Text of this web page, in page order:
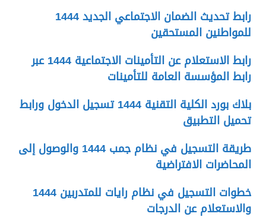
رابط تحديث الضمان الاجتماعي الجديد 1444
للمواطنين المستحقين
رابط الاستعلام عن التأمينات الاجتماعية 1444 عبر
رابط المؤسسة العامة للتأمينات
بلاك بورد الكلية التقنية 1444 تسجيل الدخول ورابط
تحميل التطبيق
طريقة التسجيل في نظام جمب 1444 والوصول إلى
المحاضرات الافتراضية
خطوات التسجيل في نظام رايات للمتدربين 1444
والاستعلام عن الدرجات